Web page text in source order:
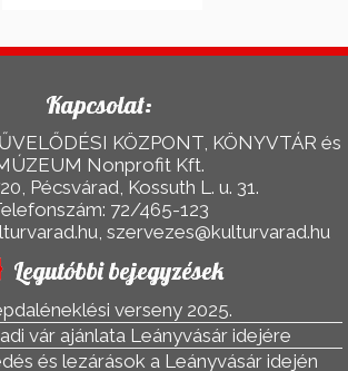
Kapcsolat:
KÖZPONT, KÖNYVTÁR és
Nonprofit Kft.
Pécsvárad, Kossuth L. u. 31.
72/465-123
szervezes@kulturvarad.hu
Legutóbbi bejegyzések
verseny 2025.
vár ajánlata Leányvásár idejére
és lezárások a Leányvásár idején